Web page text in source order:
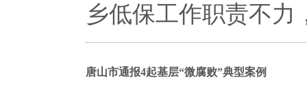
乡低保工作职责不力
唐山市通报4起基层“微腐败”典型案例